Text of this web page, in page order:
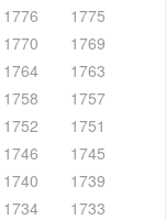
1776
1775
1770
1769
1764
1763
1758
1757
1752
1751
1746
1745
1740
1739
1734
1733